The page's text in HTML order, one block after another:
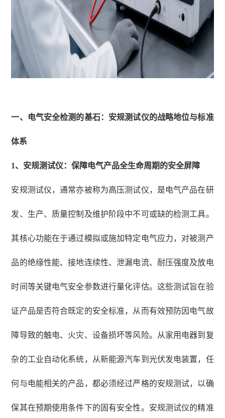
一、电气安全检测的基石：安规测试仪的战略地位与标准
体系
1、 安规测试仪：保障电气产品全生命周期的安全屏障
安规测试仪，通常亦被称为高压测试仪，是电气产品在研
发、生产、质量控制及维护阶段中不可或缺的检测工具。
其核心功能在于通过模拟或施加特定电气应力，对被测产
品的绝缘性能、接地连续性、泄漏电流、耐压强度及放电
时间等关键电气安全参数进行量化评估。这些测试旨在验
证产品是否符合既定的安全标准，从而有效预防因电气故
障导致的触电、火灾、设备损坏等风险。从家用电器到复
杂的工业自动化系统，从新能源汽车到光伏发电装置，任
何与电能相关的产品，都必须经过严格的安规测试，以确
保其在预期使用条件下的固有安全性。安规测试仪的精准